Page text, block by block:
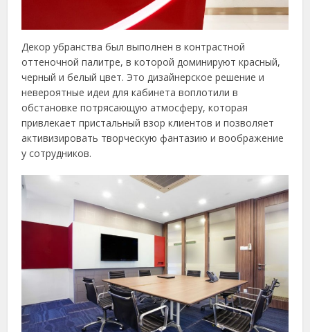
Декор убранства был выполнен в контрастной
оттеночной палитре, в которой доминируют красный,
черный и белый цвет. Это дизайнерское решение и
невероятные идеи для кабинета воплотили в
обстановке потрясающую атмосферу, которая
привлекает пристальный взор клиентов и позволяет
активизировать творческую фантазию и воображение
у сотрудников.